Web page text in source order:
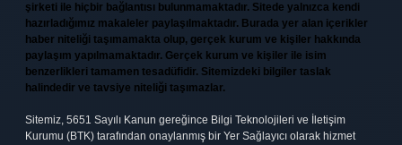
şirketi ile hiçbir bağlantısı bulunmamaktadır. Sitede yalnızca kendi
hazırladığımız makaleler paylaşılmaktadır. Burada yer alan içerikler
haber niteliği taşımamakta olup, gerçek kurum ve kişiler hakkında
paylaşım yapılmamaktadır. Gerçek kurum ve kişiler ile isim
benzerlikleri tamamen tesadüfidir. Sitemizdeki bilgiler taslak
halindedir ve tavsiye niteliği taşımazlar.
Sitemiz, 5651 Sayılı Kanun gereğince Bilgi Teknolojileri ve İletişim
Kurumu (BTK) tarafından onaylanmış bir Yer Sağlayıcı olarak hizmet